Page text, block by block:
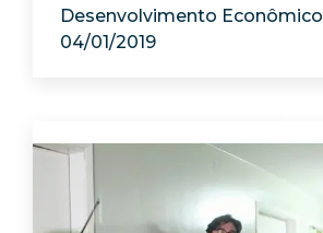
Desenvolvimento Econômico
04/01/2019